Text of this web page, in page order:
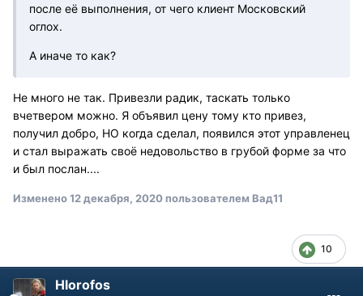
после её выполнения, от чего клиент Московский
оглох.
А иначе то как?
Не много не так. Привезли радик, таскать только
вчетвером можно. Я объявил цену тому кто привез,
получил добро, НО когда сделал, появился этот управленец
и стал выражать своё недовольство в грубой форме за что
и был послан....
Изменено12 декабря, 2020пользователем Вад11
10
Hlorofos